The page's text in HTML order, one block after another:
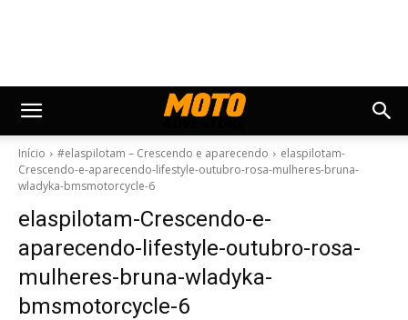
Início #elaspilotam – Crescendo e aparecendo
elaspilotam-
Crescendo-e-aparecendo-lifestyle-outubro-rosa-mulheres-bruna-
wladyka-bmsmotorcycle-6
elaspilotam-Crescendo-e-
aparecendo-lifestyle-outubro-rosa-
mulheres-bruna-wladyka-
bmsmotorcycle-6